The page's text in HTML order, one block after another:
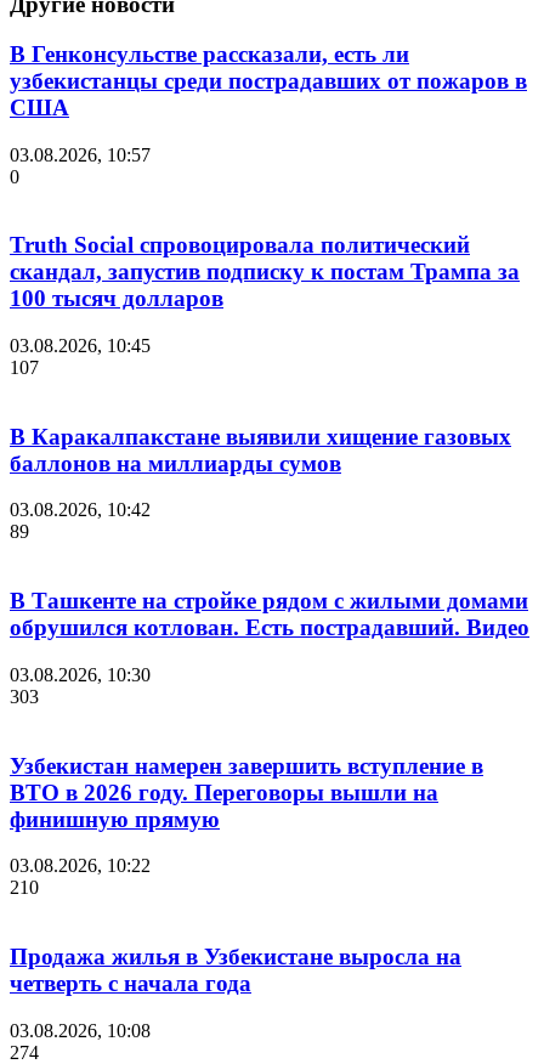
В Генконсульстве рассказали, есть ли
узбекистанцы среди пострадавших от пожаров в
США
03.08.2026, 10:57
0
Truth Social спровоцировала политический
скандал, запустив подписку к постам Трампа за
100 тысяч долларов
03.08.2026, 10:45
107
В Каракалпакстане выявили хищение газовых
баллонов на миллиарды сумов
03.08.2026, 10:42
89
В Ташкенте на стройке рядом с жилыми домами
обрушился котлован. Есть пострадавший. Видео
03.08.2026, 10:30
303
Узбекистан намерен завершить вступление в
ВТО в 2026 году. Переговоры вышли на
финишную прямую
03.08.2026, 10:22
210
Продажа жилья в Узбекистане выросла на
четверть с начала года
03.08.2026, 10:08
274